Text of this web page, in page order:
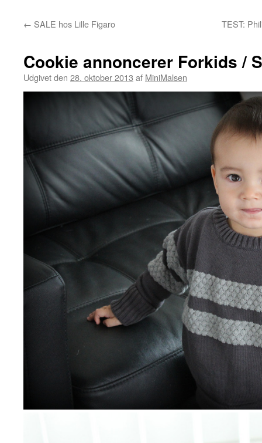
← SALE hos Lille Figaro TEST:
Cookie annoncerer Forkids /
Udgivet den 28. oktober 2013 af MiniMalsen